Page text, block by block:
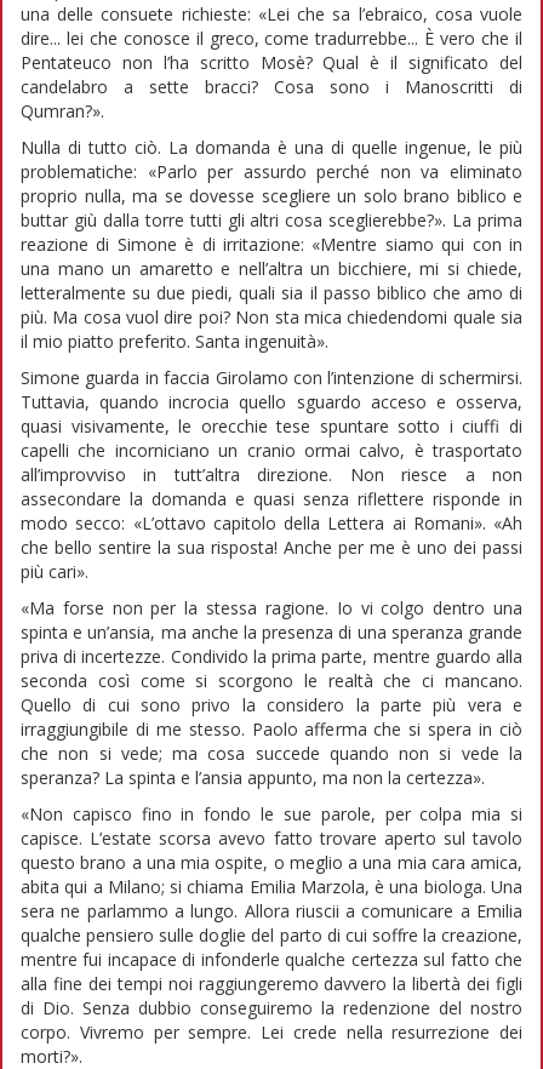
una delle consuete richieste: «Lei che sa l’ebraico, cosa vuole
dire... lei che conosce il greco, come tradurrebbe... È vero che il
Pentateuco non l’ha scritto Mosè? Qual è il significato del
candelabro a sette bracci? Cosa sono i Manoscritti di
Qumran?».
Nulla di tutto ciò. La domanda è una di quelle ingenue, le più
problematiche: «Parlo per assurdo perché non va eliminato
proprio nulla, ma se dovesse scegliere un solo brano biblico e
buttar giù dalla torre tutti gli altri cosa sceglierebbe?». La prima
reazione di Simone è di irritazione: «Mentre siamo qui con in
una mano un amaretto e nell’altra un bicchiere, mi si chiede,
letteralmente su due piedi, quali sia il passo biblico che amo di
più. Ma cosa vuol dire poi? Non sta mica chiedendomi quale sia
il mio piatto preferito. Santa ingenuità».
Simone guarda in faccia Girolamo con l’intenzione di schermirsi.
Tuttavia, quando incrocia quello sguardo acceso e osserva,
quasi visivamente, le orecchie tese spuntare sotto i ciuffi di
capelli che incorniciano un cranio ormai calvo, è trasportato
all’improvviso in tutt’altra direzione. Non riesce a non
assecondare la domanda e quasi senza riflettere risponde in
modo secco: «L’ottavo capitolo della Lettera ai Romani». «Ah
che bello sentire la sua risposta! Anche per me è uno dei passi
più cari».
«Ma forse non per la stessa ragione. Io vi colgo dentro una
spinta e un’ansia, ma anche la presenza di una speranza grande
priva di incertezze. Condivido la prima parte, mentre guardo alla
seconda così come si scorgono le realtà che ci mancano.
Quello di cui sono privo la considero la parte più vera e
irraggiungibile di me stesso. Paolo afferma che si spera in ciò
che non si vede; ma cosa succede quando non si vede la
speranza? La spinta e l’ansia appunto, ma non la certezza».
«Non capisco fino in fondo le sue parole, per colpa mia si
capisce. L’estate scorsa avevo fatto trovare aperto sul tavolo
questo brano a una mia ospite, o meglio a una mia cara amica,
abita qui a Milano; si chiama Emilia Marzola, è una biologa. Una
sera ne parlammo a lungo. Allora riuscii a comunicare a Emilia
qualche pensiero sulle doglie del parto di cui soffre la creazione,
mentre fui incapace di infonderle qualche certezza sul fatto che
alla fine dei tempi noi raggiungeremo davvero la libertà dei figli
di Dio. Senza dubbio conseguiremo la redenzione del nostro
corpo. Vivremo per sempre. Lei crede nella resurrezione dei
morti?».